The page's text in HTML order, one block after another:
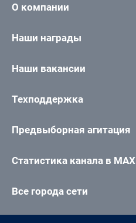
О компании
Наши награды
Наши вакансии
Техподдержка
Предвыборная агитация
Статистика канала в MAX
Все города сети